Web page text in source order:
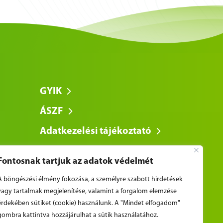
tartjuk az adatok védelmét
böngészési élmény fokozása, a személyre szabott hirdetések
tartalmak megjelenítése, valamint a forgalom elemzése
sütiket (cookie) használunk. A "Mindet elfogadom"
kattintva hozzájárulhat a sütik használatához.
GYIK
ÁSZF
Adatkezelési tájékoztató